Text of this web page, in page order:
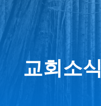
교회소식